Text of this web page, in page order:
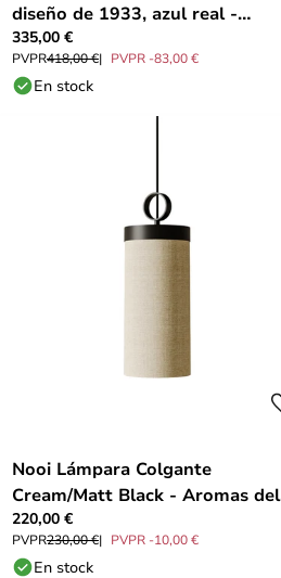
diseño de 1933, azul real -
Coolicon
335,00 €
PVPR418,00 € PVPR -83,00 €
En stock
Nooi Lámpara Colgante
Cream/Matt Black - Aromas del
Campo
220,00 €
PVPR230,00 € PVPR -10,00 €
En stock